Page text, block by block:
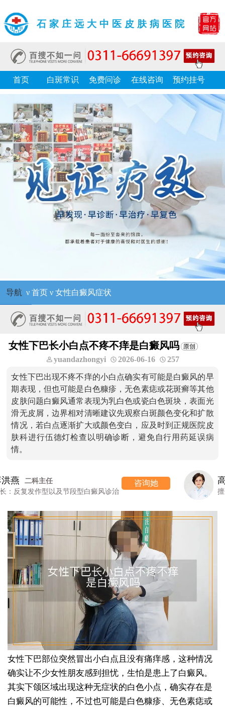
石家庄远大中医皮肤病医院
首页 白斑常识 免费问诊 在线咨询 预约挂号
导航 ν 首页ν 女性白癜风症状
女性下巴长小白点不疼不痒是白癜风吗
yuandazhongyi 2026-06-16 257
女性下巴出现不疼不痒的小白点确实有可能是白癜风的早
期表现，但也可能是白色糠疹，无色素痣或花斑癣等其他
皮肤问题白癜风通常表现为乳白色或瓷白色斑块，表面光
滑无皮屑，边界相对清晰建议先观察白斑颜色变化和扩散
情况，若白点逐渐扩大或颜色变白，应及时到正规医院皮
肤科进行伍德灯检查以明确诊断，避免自行用药延误病
情。
询她
七科主任
擅长：女性/颜面型白癜风的诊治
女性下巴部位突然冒出小白点且没有痛痒感，这种情况
确实让不少女性朋友感到担忧，生怕是患上了白癜风。
其实下颌区域出现这种无症状的白色小点，确实存在是
白癜风的可能性，不过也可能是白色糠疹、无色素痣或